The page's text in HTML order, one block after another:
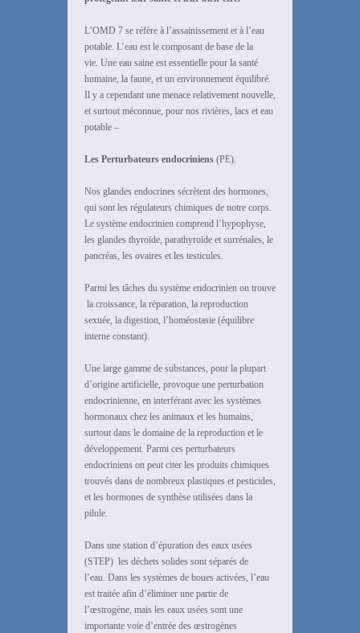
L’OMD 7 se réfère à l’assainissement et à l’eau
potable. L’eau est le composant de base de la
vie. Une eau saine est essentielle pour la santé
humaine, la faune, et un environnement équilibré.
Il y a cependant une menace relativement nouvelle,
et surtout méconnue, pour nos rivières, lacs et eau
potable –
Les Perturbateurs endocriniens (PE).
Nos glandes endocrines sécrètent des hormones,
qui sont les régulateurs chimiques de notre corps.
Le système endocrinien comprend l’hypophyse,
les glandes thyroïde, parathyroïde et surrénales, le
pancréas, les ovaires et les testicules.
Parmi les tâches du système endocrinien on trouve
la croissance, la réparation, la reproduction
sexuée, la digestion, l’homéostasie (équilibre
interne constant).
Une large gamme de substances, pour la plupart
d’origine artificielle, provoque une perturbation
endocrinienne, en interférant avec les systèmes
hormonaux chez les animaux et les humains,
surtout dans le domaine de la reproduction et le
développement. Parmi ces perturbateurs
endocriniens on peut citer les produits chimiques
trouvés dans de nombreux plastiques et pesticides,
et les hormones de synthèse utilisées dans la
pilule.
Dans une station d’épuration des eaux usées
(STEP) les déchets solides sont séparés de
l’eau. Dans les systèmes de boues activées, l’eau
est traitée afin d’éliminer une partie de
l’œstrogène, mais les eaux usées sont une
importante voie d’entrée des œstrogènes